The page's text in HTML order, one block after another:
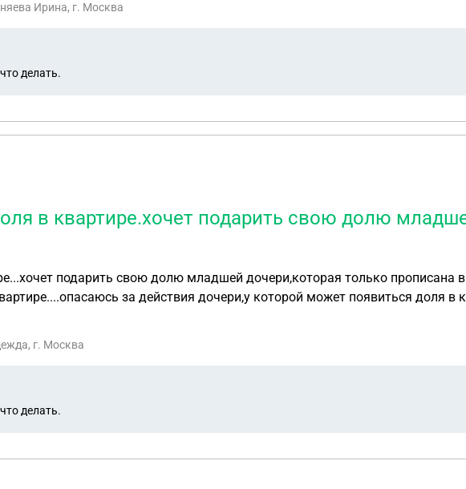
Ирина, г. Москва
делать.
в квартире.хочет подарить свою долю
подарить свою долю младшей дочери,которая только прописана
за действия дочери,у которой может появиться доля в
г. Москва
делать.